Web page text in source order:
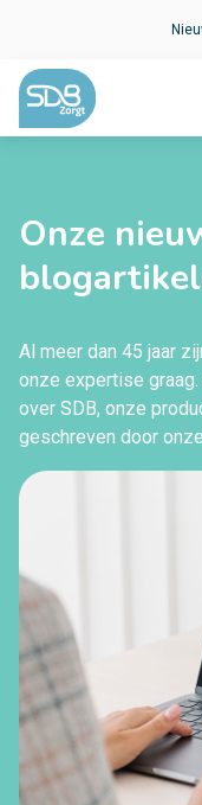
Onze
Al meer dan 45 jaar
onze expertise
over SDB, onze
geschreven door